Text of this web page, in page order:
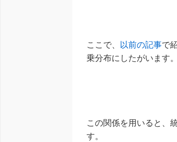
ここで、 以前の記事で
乗分布にしたがいます。
この関係を用いると、
す。